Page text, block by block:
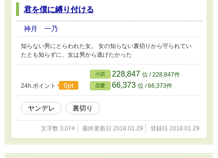
君を僕に縛り付ける
神月 一乃
知らない男にとらわれた女。 女の知らない裏切りから守られてい
たとも知らずに、女は男から逃げたかった
24h.ポイント 0pt
小説 228,847 位 / 228,847件
恋愛 66,373 位 / 66,373件
ヤンデレ 裏切り
文字数 3,074 最終更新日 2018.01.29 登録日 2018.01.29